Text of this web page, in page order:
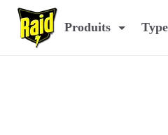
essentials-recharge-liquide-
Produits